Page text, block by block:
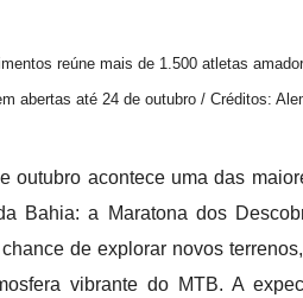
reúne mais de 1.500 atletas
abertas até 24 de outubro / Créditos:
outubro acontece uma das
Bahia: a Maratona dos
de explorar novos
vibrante do MTB. A